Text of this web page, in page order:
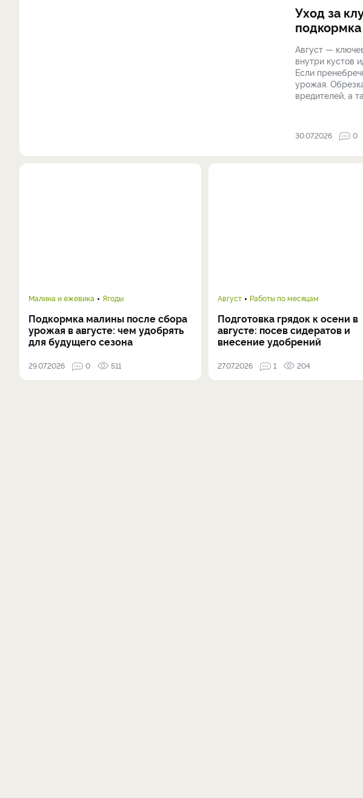
Уход за
Август —
внутри кустов
Если
урожая.
вредителей, а
30.07.2026 0
Малина и ежевика Ягоды
Подкормка малины после сбора
урожая в августе: чем удобрять
для будущего сезона
29.07.2026 0 511
Август Работы по месяцам
Подготовка грядок к осени в
августе: посев сидератов и
внесение удобрений
27.07.2026 1 204